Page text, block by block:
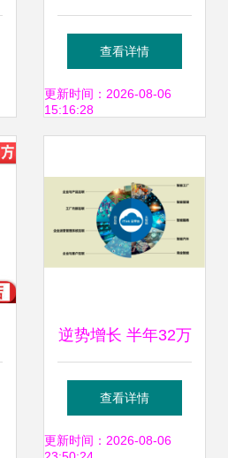
项目 自创品牌护肤
品与日化用品的品
查看详情
更新时间：2026-08-06
15:16:28
逆势增长 半年32万
辆，捍卫中国商用
车第一品牌
查看详情
更新时间：2026-08-06